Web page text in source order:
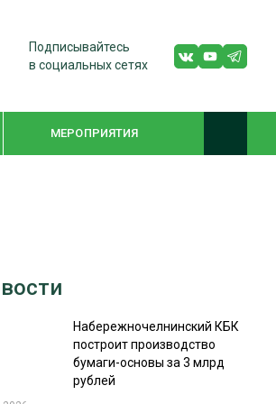
Подписывайтесь
в социальных сетях
МЕРОПРИЯТИЯ
Набережночелнинский КБК
построит производство
бумаги-основы за 3 млрд
рублей